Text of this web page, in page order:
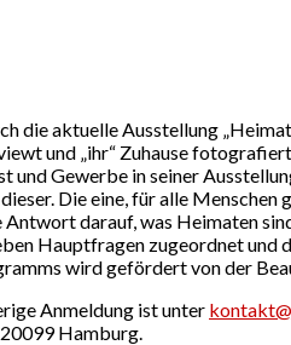
die aktuelle Ausstellung
und „ihr“ Zuhause
Gewerbe in seiner
Die eine, für alle
darauf, was Heimaten
Hauptfragen zugeordnet und
wird gefördert von der
Anmeldung ist unter
Hamburg.